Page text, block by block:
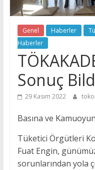
Genel Haberler
Haberler
Sonuç
29 Kasım 2022
Basına ve
Tüketici Örgütleri
Fuat Engin,
sorunlarından yola